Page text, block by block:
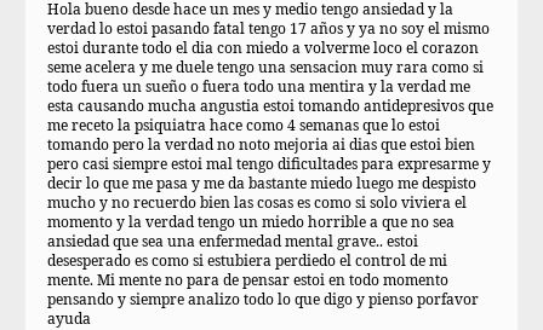
Hola bueno desde hace un mes y medio tengo ansiedad y la
verdad lo estoi pasando fatal tengo 17 años y ya no soy el mismo
estoi durante todo el dia con miedo a volverme loco el corazon
seme acelera y me duele tengo una sensacion muy rara como si
todo fuera un sueño o fuera todo una mentira y la verdad me
esta causando mucha angustia estoi tomando antidepresivos que
me receto la psiquiatra hace como 4 semanas que lo estoi
tomando pero la verdad no noto mejoria ai dias que estoi bien
pero casi siempre estoi mal tengo dificultades para expresarme y
decir lo que me pasa y me da bastante miedo luego me despisto
mucho y no recuerdo bien las cosas es como si solo viviera el
momento y la verdad tengo un miedo horrible a que no sea
ansiedad que sea una enfermedad mental grave.. estoi
desesperado es como si estubiera perdiedo el control de mi
mente. Mi mente no para de pensar estoi en todo momento
pensando y siempre analizo todo lo que digo y pienso porfavor
ayuda